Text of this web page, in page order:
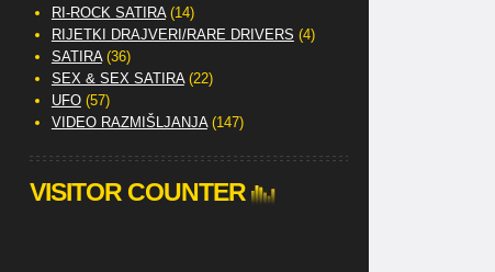
RI-ROCK SATIRA(14)
RIJETKI DRAJVERI/RARE DRIVERS (4)
SATIRA(36)
SEX & SEX SATIRA(22)
UFO(57)
VIDEO RAZMIŠLJANJA(147)
VISITOR COUNTER